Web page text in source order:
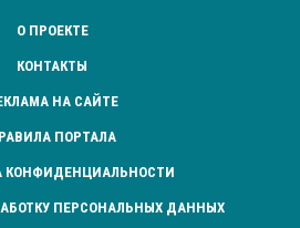
О ПРОЕКТЕ
КОНТАКТЫ
НА САЙТЕ
ПОРТАЛА
КОНФИДЕНЦИАЛЬНОСТИ
ПЕРСОНАЛЬНЫХ ДАННЫХ